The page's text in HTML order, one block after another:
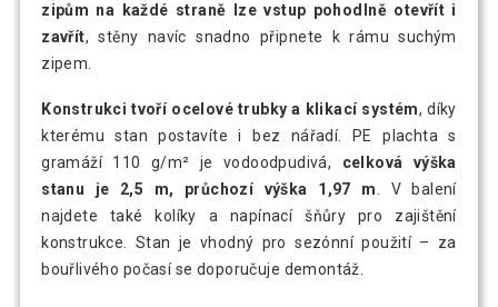
zipům na každé straně lze vstup pohodlně otevřít i
zavřít, stěny navíc snadno připnete k rámu suchým
zipem.
Konstrukci tvoří ocelové trubky a klikací systém, díky
kterému stan postavíte i bez nářadí. PE plachta s
gramáží 110 g/m² je vodoodpudivá, celková výška
stanu je 2,5 m, průchozí výška 1,97 m
. V balení
najdete také kolíky a napínací šňůry pro zajištění
konstrukce. Stan je vhodný pro sezónní použití – za
bouřlivého počasí se doporučuje demontáž.